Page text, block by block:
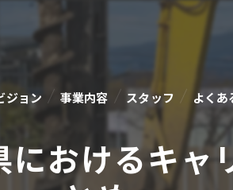
ジョン 事業内容 スタッフ よくあ
おけるキャ